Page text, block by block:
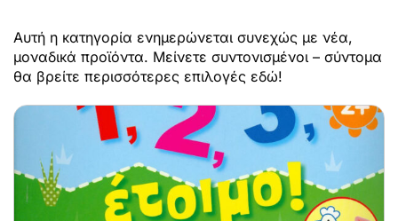
Αυτή η κατηγορία ενημερώνεται συνεχώς με νέα,
μοναδικά προϊόντα. Μείνετε συντονισμένοι – σύντομα
θα βρείτε περισσότερες επιλογές εδώ!